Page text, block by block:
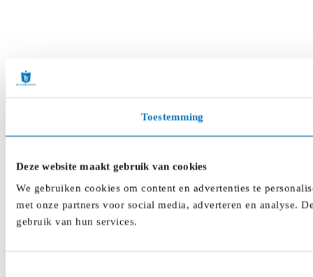
Toestemming
Deze website maakt gebruik van cookies
We gebruiken cookies om content en advertenties te
met onze partners voor social media, adverteren en analyse.
gebruik van hun services.